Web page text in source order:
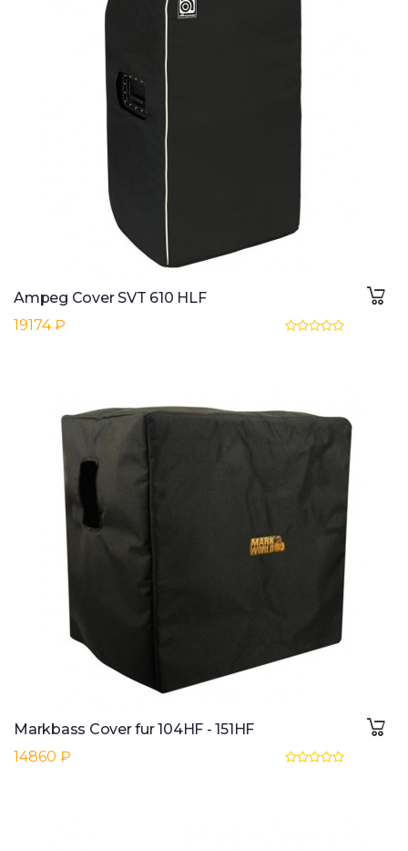
Ampeg Cover SVT 610 HLF
19174 ₽
Markbass Cover fur 104HF - 151HF
14860 ₽